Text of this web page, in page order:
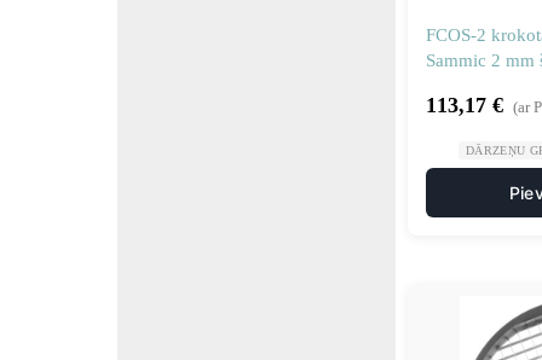
FCOS-2
Sammic 2 mm
113,17 € (ar
DĀRZEŅU